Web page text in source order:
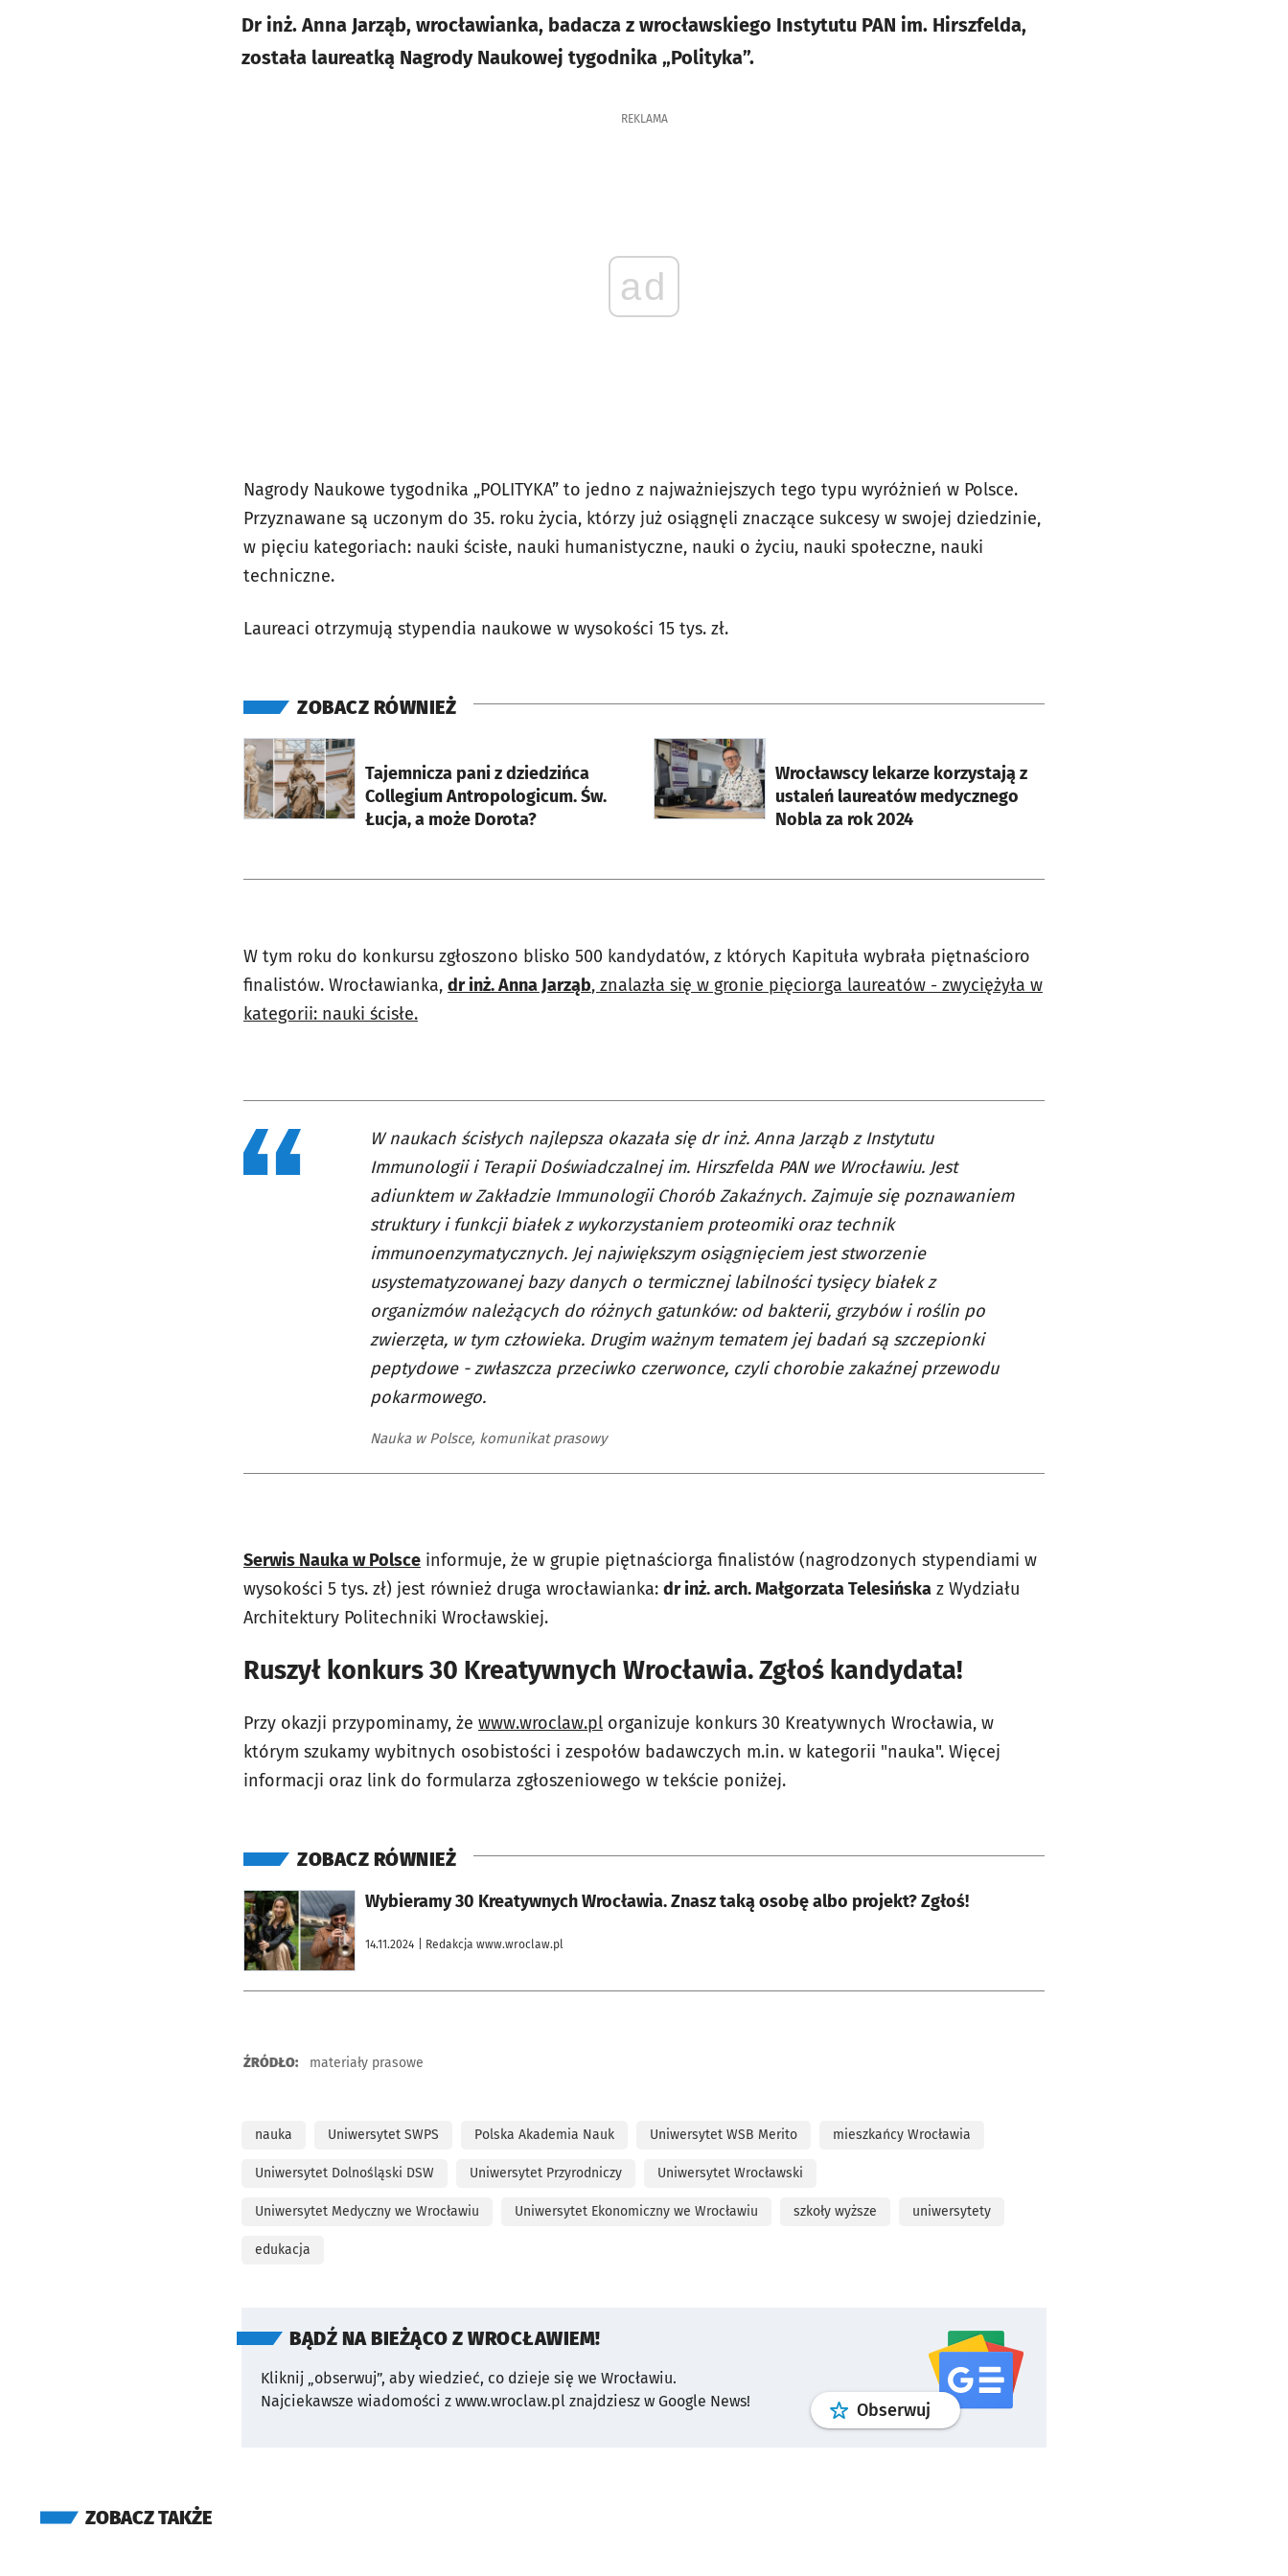
Dr inż. Anna Jarząb, wrocławianka, badacza z wrocławskiego Instytutu PAN im. Hirszfelda,
została laureatką Nagrody Naukowej tygodnika „Polityka”.
REKLAMA
ad
Nagrody Naukowe tygodnika „POLITYKA” to jedno z najważniejszych tego typu wyróżnień w Polsce.
Przyznawane są uczonym do 35. roku życia, którzy już osiągnęli znaczące sukcesy w swojej dziedzinie,
w pięciu kategoriach: nauki ścisłe, nauki humanistyczne, nauki o życiu, nauki społeczne, nauki
techniczne.
Laureaci otrzymują stypendia naukowe w wysokości 15 tys. zł.
ZOBACZ RÓWNIEŻ
Tajemnicza pani z dziedzińca
Collegium Antropologicum. Św.
Łucja, a może Dorota?
otworzy się w nowej karcie
Wrocławscy lekarze korzystają z
ustaleń laureatów medycznego
Nobla za rok 2024
otworzy się w nowej karcie
W tym roku do konkursu zgłoszono blisko 500 kandydatów, z których Kapituła wybrała piętnaścioro
finalistów. Wrocławianka, dr inż. Anna Jarząb, znalazła się w gronie pięciorga laureatów - zwyciężyła w
kategorii: nauki ścisłe.
W naukach ścisłych najlepsza okazała się dr inż. Anna Jarząb z Instytutu
Immunologii i Terapii Doświadczalnej im. Hirszfelda PAN we Wrocławiu. Jest
adiunktem w Zakładzie Immunologii Chorób Zakaźnych. Zajmuje się poznawaniem
struktury i funkcji białek z wykorzystaniem proteomiki oraz technik
immunoenzymatycznych. Jej największym osiągnięciem jest stworzenie
usystematyzowanej bazy danych o termicznej labilności tysięcy białek z
organizmów należących do różnych gatunków: od bakterii, grzybów i roślin po
zwierzęta, w tym człowieka. Drugim ważnym tematem jej badań są szczepionki
peptydowe - zwłaszcza przeciwko czerwonce, czyli chorobie zakaźnej przewodu
pokarmowego.
Nauka w Polsce, komunikat prasowy
Serwis Nauka w Polsce informuje, że w grupie piętnaściorga finalistów (nagrodzonych stypendiami w
wysokości 5 tys. zł) jest również druga wrocławianka: dr inż. arch. Małgorzata Telesińska z Wydziału
Architektury Politechniki Wrocławskiej.
Ruszył konkurs 30 Kreatywnych Wrocławia. Zgłoś kandydata!
Przy okazji przypominamy, że www.wroclaw.pl organizuje konkurs 30 Kreatywnych Wrocławia, w
którym szukamy wybitnych osobistości i zespołów badawczych m.in. w kategorii "nauka". Więcej
informacji oraz link do formularza zgłoszeniowego w tekście poniżej.
ZOBACZ RÓWNIEŻ
Wybieramy 30 Kreatywnych Wrocławia. Znasz taką osobę albo projekt? Zgłoś!
14.11.2024 | Redakcja www.wroclaw.pl
otworzy się w nowej karcie
ŹRÓDŁO: materiały prasowe
nauka Uniwersytet SWPS Polska Akademia Nauk Uniwersytet WSB Merito mieszkańcy Wrocławia
Uniwersytet Dolnośląski DSW Uniwersytet Przyrodniczy Uniwersytet Wrocławski
Uniwersytet Medyczny we Wrocławiu Uniwersytet Ekonomiczny we Wrocławiu szkoły wyższe uniwersytety
edukacja
BĄDŹ NA BIEŻĄCO Z WROCŁAWIEM!
Kliknij „obserwuj”, aby wiedzieć, co dzieje się we Wrocławiu.
Najciekawsze wiadomości z www.wroclaw.pl znajdziesz w Google News!
Obserwuj profilgoogle news
ZOBACZ TAKŻE